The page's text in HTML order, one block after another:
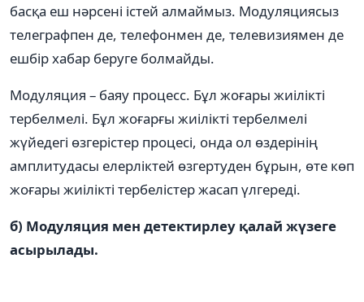
басқа еш нәрсені істей алмаймыз. Модуляциясыз
телеграфпен де, телефонмен де, телевизиямен де
ешбір хабар беруге болмайды.
Модуляция – баяу процесс. Бұл жоғары жиілікті
тербелмелі. Бұл жоғарғы жиілікті тербелмелі
жүйедегі өзгерістер процесі, онда ол өздерінің
амплитудасы елерліктей өзгертуден бұрын, өте көп
жоғары жиілікті тербелістер жасап үлгереді.
б) Модуляция мен детектирлеу қалай жүзеге
асырылады.